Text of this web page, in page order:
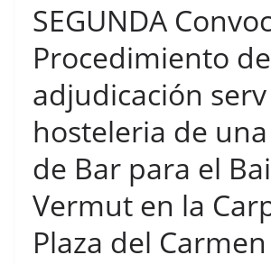
SEGUNDA
Procedimiento de
adjudicación serv
hosteleria de
de Bar para el
Vermut en la
Plaza del Carmen